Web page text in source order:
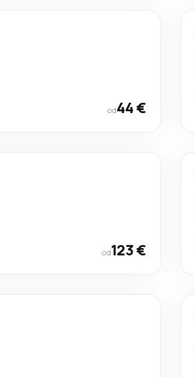
od44 €
od123 €